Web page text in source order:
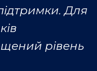
Для
рівень